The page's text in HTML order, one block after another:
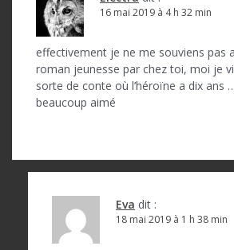
a
16 mai 2019 à 4 h 32 min
effectivement je ne me souviens pas
roman jeunesse par chez toi, moi je
sorte de conte où l’héroïne a dix ans
beaucoup aimé
Eva dit :
18 mai 2019 à 1 h 38 min